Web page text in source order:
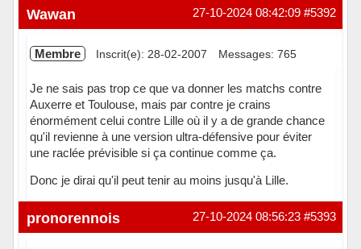
Hors ligne #5392
27-10-2024 08:42:09
Wawan
Membre Inscrit(e): 28-02-2007 Messages: 765
Je ne sais pas trop ce que va donner les matchs contre
Auxerre et Toulouse, mais par contre je crains
énormément celui contre Lille où il y a de grande chance
qu'il revienne à une version ultra-défensive pour éviter
une raclée prévisible si ça continue comme ça.
Donc je dirai qu'il peut tenir au moins jusqu'à Lille.
Hors ligne #5393
27-10-2024 08:56:23
pronorennois